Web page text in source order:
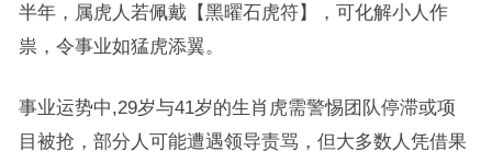
半年，属虎人若佩戴【黑曜石虎符】，可化解小人作
祟，令事业如猛虎添翼。
事业运势中,29岁与41岁的生肖虎需警惕团队停滞或项
目被抢，部分人可能遭遇领导责骂，但大多数人凭借果